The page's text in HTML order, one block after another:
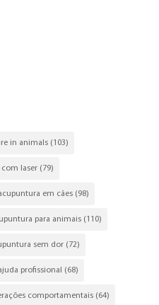
in animals(103)
laser(79)
em cães(98)
para animais(110)
sem dor(72)
profissional (68)
comportamentais(64)